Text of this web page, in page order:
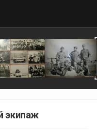
экипаж